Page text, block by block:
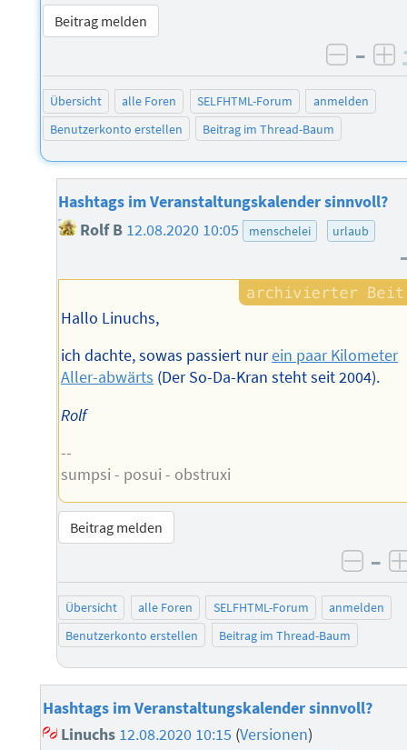
Beitrag melden
–
Übersicht alle Foren SELFHTML-Forum
anmelden
Benutzerkonto erstellen
Beitrag im Thread-Baum
Hashtags im Veranstaltungskalender sinnvoll?
Rolf B 12.08.2020 10:05 menschelei urlaub
Hallo Linuchs,
ich dachte, sowas passiert nurein paar Kilometer
Aller-abwärts (Der So-Da-Kran steht seit 2004).
Rolf
--
sumpsi - posui - obstruxi
Beitrag melden
–
Übersicht alle Foren SELFHTML-Forum
anmelden
Benutzerkonto erstellen
Beitrag im Thread-Baum
Hashtags im Veranstaltungskalender sinnvoll?
Linuchs 12.08.2020 10:15 (Versionen)